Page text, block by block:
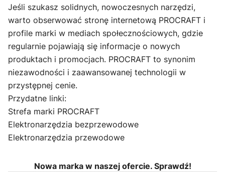
Jeśli szukasz solidnych, nowoczesnych narzędzi,
warto obserwować stronę internetową PROCRAFT i
profile marki w mediach społecznościowych, gdzie
regularnie pojawiają się informacje o nowych
produktach i promocjach. PROCRAFT to synonim
niezawodności i zaawansowanej technologii w
przystępnej cenie.
Przydatne linki:
Strefa marki PROCRAFT
Elektronarzędzia bezprzewodowe
Elektronarzędzia przewodowe
Nowa marka w naszej ofercie. Sprawdź!